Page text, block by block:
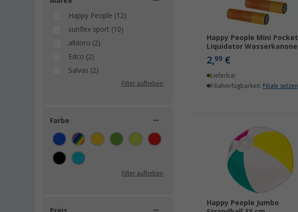
Happy People (12)
sunflex sport (10)
alldoro (2)
Edco (2)
Salvas (2)
Filter aufheben
Farbe
Filter aufheben
Happy People Mini Pocket
Liquidator Wasserkanone
2,99 €
Lieferbar
Filialverfügbarkeit: Filiale setzen
Happy People Jumbo